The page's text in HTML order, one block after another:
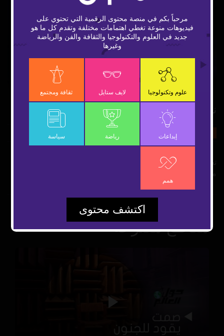
Play
Video
نمر آكل للبشر
ثقافة ومجتمع
منهم أم وطفلتها... فما سبب هجمات النمور على البشر؟
مقاطع مقترحة
مرحباً بكم في منصة محتوى الرقمية التي تحتوي على
فيديوهات منوعة تغطي اهتمامات مختلفة وتقدم كل ما هو
جديد في العلوم والتكنولوجيا والثقافة والفن والرياضة
وغيرها
علوم وتكنولوجيا لايف ستايل ثقافة ومجتمع
إبداعات رياضة سياسة
همم
اكتشف محتوى